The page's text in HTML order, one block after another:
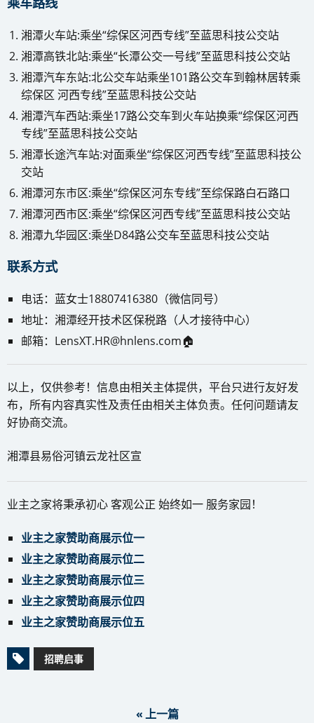
湘潭火车站:乘坐“综保区河西专线”至蓝思科技公交站
湘潭高铁北站:乘坐“长潭公交一号线”至蓝思科技公交站
湘潭汽车东站:北公交车站乘坐101路公交车到翰林居转乘
综保区 河西专线”至蓝思科技公交站
湘潭汽车西站:乘坐17路公交车到火车站换乘“综保区河西
专线”至蓝思科技公交站
湘潭长途汽车站:对面乘坐“综保区河西专线”至蓝思科技公
交站
湘潭河东市区:乘坐“综保区河东专线”至综保路白石路口
湘潭河西市区:乘坐“综保区河西专线”至蓝思科技公交站
湘潭九华园区:乘坐D84路公交车至蓝思科技公交站
联系方式
电话：蓝女士18807416380（微信同号）
地址：湘潭经开技术区保税路（人才接待中心）
邮箱：LensXT.HR@hnlens.com🏠
以上，仅供参考！信息由相关主体提供，平台只进行友好发
布，所有内容真实性及责任由相关主体负责。任何问题请友
好协商交流。
湘潭县易俗河镇云龙社区宣
业主之家将秉承初心 客观公正 始终如一 服务家园！
业主之家赞助商展示位一
业主之家赞助商展示位二
业主之家赞助商展示位三
业主之家赞助商展示位四
业主之家赞助商展示位五
招聘启事
« 上一篇